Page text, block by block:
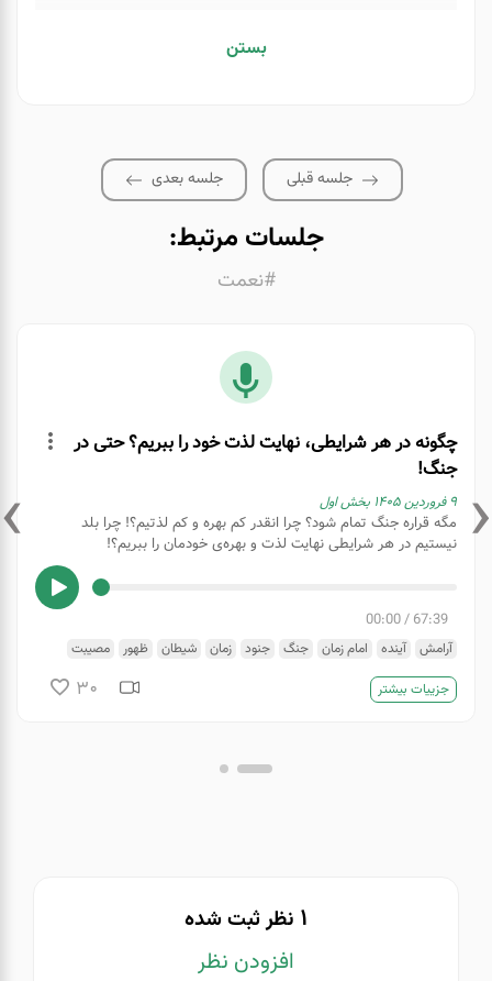
بستن
جلسه قبلی جلسه بعدی
جلسات مرتبط:
#نعمت
چگونه در هر شرایطی، نهایت لذت خود را ببریم؟ حتی در
جنگ!
۹ فروردین ۱۴۰۵ بخش اول
مگه قراره جنگ تمام شود؟ چرا انقدر کم بهره و کم لذتیم؟! چرا بلد
نیستیم در هر شرایطی نهایت لذت و بهره‌ی خودمان را ببریم؟!
67:39
/
00:00
آرامش آینده امام زمان جنگ جنود زمان شیطان ظهور
مصیبت
نعمت
نوروز وظایف
جزییات بیشتر 30
‹
›
1 نظر ثبت شده
افزودن نظر